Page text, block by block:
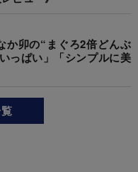
か卯の“まぐろ2倍どんぶ
っぱい」「シンプルに美